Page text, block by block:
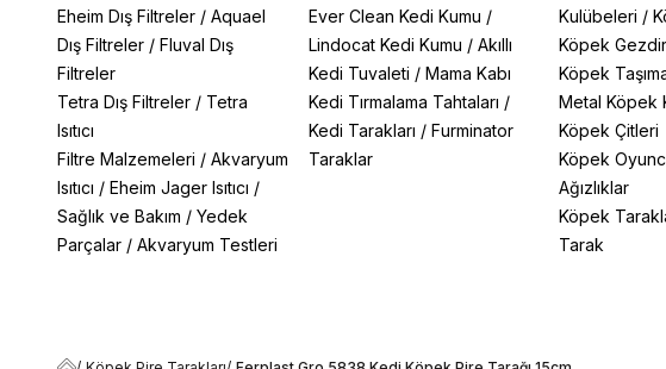
Eheim Dış Filtreler / Aquael
Dış Filtreler / Fluval Dış
Filtreler
Tetra Dış Filtreler / Tetra
Isıtıcı
Filtre Malzemeleri / Akvaryum
Isıtıcı / Eheim Jager Isıtıcı /
Sağlık ve Bakım / Yedek
Parçalar / Akvaryum Testleri
Ever Clean Kedi Kumu /
Lindocat Kedi Kumu / Akıllı
Kedi Tuvaleti / Mama Kabı
Kedi Tırmalama Tahtaları /
Kedi Tarakları / Furminator
Taraklar
Kulübeleri /
Köpek
Köpek
Metal Köpek
Köpek Çitleri
Köpek
Ağızlıklar
Köpek
Tarak